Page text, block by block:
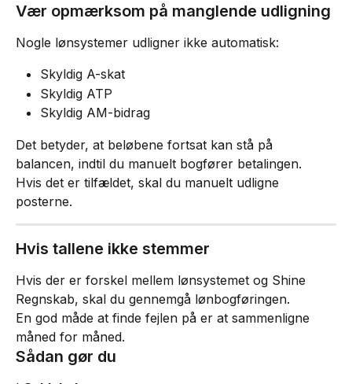
Vær opmærksom på manglende udligning
Nogle lønsystemer udligner ikke automatisk:
Skyldig A-skat
Skyldig ATP
Skyldig AM-bidrag
Det betyder, at beløbene fortsat kan stå på
balancen, indtil du manuelt bogfører betalingen.
Hvis det er tilfældet, skal du manuelt udligne
posterne.
Hvis tallene ikke stemmer
Hvis der er forskel mellem lønsystemet og Shine
Regnskab, skal du gennemgå lønbogføringen.
En god måde at finde fejlen på er at sammenligne
måned for måned.
Sådan gør du